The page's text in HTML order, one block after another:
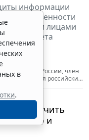
новые
запчастей
в
.